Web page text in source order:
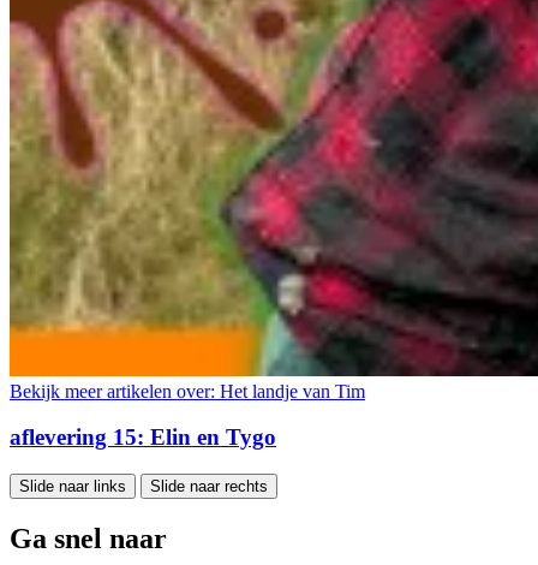
Bekijk meer artikelen over: Het landje van Tim
aflevering 15: Elin en Tygo
Slide naar links Slide naar rechts
Ga snel naar